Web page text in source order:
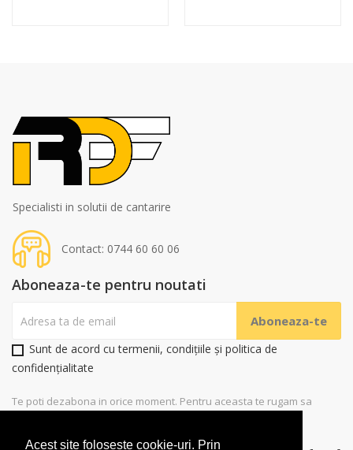
Acest site foloseste cookie-uri. Prin
Specialisti in solutii de cantarire
Contact: 0744 60 60 06
Aboneaza-te pentru noutati
Sunt de acord cu termenii, condițiile și politica de
confidențialitate
Te poti dezabona in orice moment. Pentru aceasta te rugam sa